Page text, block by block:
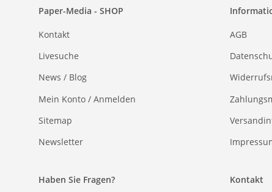
Paper-Media - SHOP
Kontakt
Livesuche
News / Blog
Mein Konto / Anmelden
Sitemap
Newsletter
AGB
Haben Sie Fragen? Kontakt